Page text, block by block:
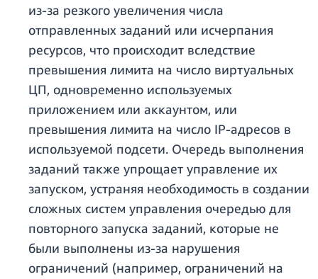
из-за резкого увеличения числа
отправленных заданий или исчерпания
ресурсов, что происходит вследствие
превышения лимита на число виртуальных
ЦП, одновременно используемых
приложением или аккаунтом, или
превышения лимита на число IP-адресов в
используемой подсети. Очередь выполнения
заданий также упрощает управление их
запуском, устраняя необходимость в создании
сложных систем управления очередью для
повторного запуска заданий, которые не
были выполнены из-за нарушения
ограничений (например, ограничений на